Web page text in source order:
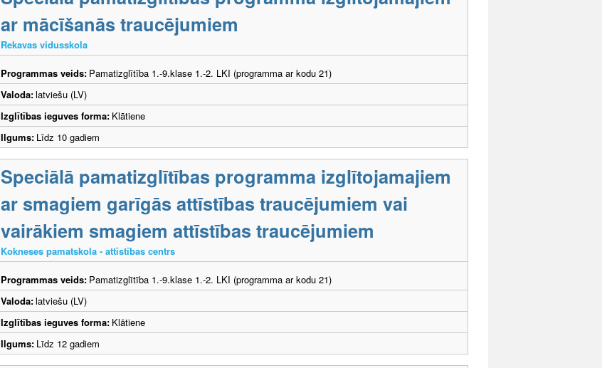
ar mācīšanās traucējumiem
Rekavas vidusskola
Programmas veids: Pamatizglītība 1.-9.klase 1.-2. LKI (programma ar kodu 21)
Valoda:latviešu (LV)
Izglītības ieguves forma: Klātiene
Ilgums: Līdz 10 gadiem
Speciālā pamatizglītības programma izglītojamajiem
ar smagiem garīgās attīstības traucējumiem vai
vairākiem smagiem attīstības traucējumiem
Kokneses pamatskola - attīstības centrs
Programmas veids: Pamatizglītība 1.-9.klase 1.-2. LKI (programma ar kodu 21)
Valoda:latviešu (LV)
Izglītības ieguves forma: Klātiene
Ilgums: Līdz 12 gadiem